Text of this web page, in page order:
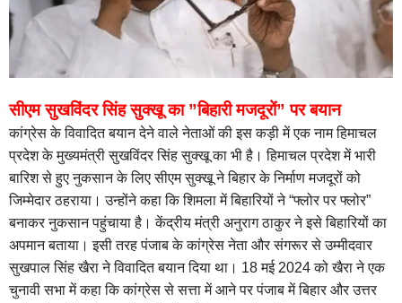
सीएम सुखविंदर सिंह सुक्खू का ”बिहारी मजदूरों” पर बयान
कांग्रेस के विवादित बयान देने वाले नेताओं की इस कड़ी में एक नाम हिमाचल
प्रदेश के मुख्यमंत्री सुखविंदर सिंह सुक्खू का भी है। हिमाचल प्रदेश में भारी
बारिश से हुए नुकसान के लिए सीएम सुक्खू ने बिहार के निर्माण मजदूरों को
जिम्मेदार ठहराया। उन्होंने कहा कि शिमला में बिहारियों ने “फ्लोर पर फ्लोर”
बनाकर नुकसान पहुंचाया है। केंद्रीय मंत्री अनुराग ठाकुर ने इसे बिहारियों का
अपमान बताया। इसी तरह पंजाब के कांग्रेस नेता और संगरूर से उम्मीदवार
सुखपाल सिंह खैरा ने विवादित बयान दिया था। 18 मई 2024 को खैरा ने एक
चुनावी सभा में कहा कि कांग्रेस से सत्ता में आने पर पंजाब में बिहार और उत्तर